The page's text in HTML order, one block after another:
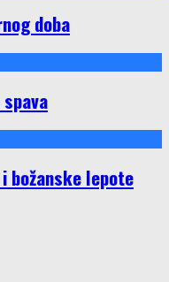
doba
božanske lepote